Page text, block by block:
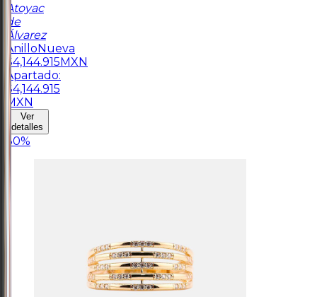
Atoyac
de
Álvarez
AnilloNueva
$4,144.915MXN
Apartado:
$4,144.915
MXN
Ver
detalles
30%